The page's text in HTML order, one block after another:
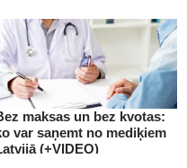
maksas un bez kvotas:
var saņemt no mediķiem
(+VIDEO)